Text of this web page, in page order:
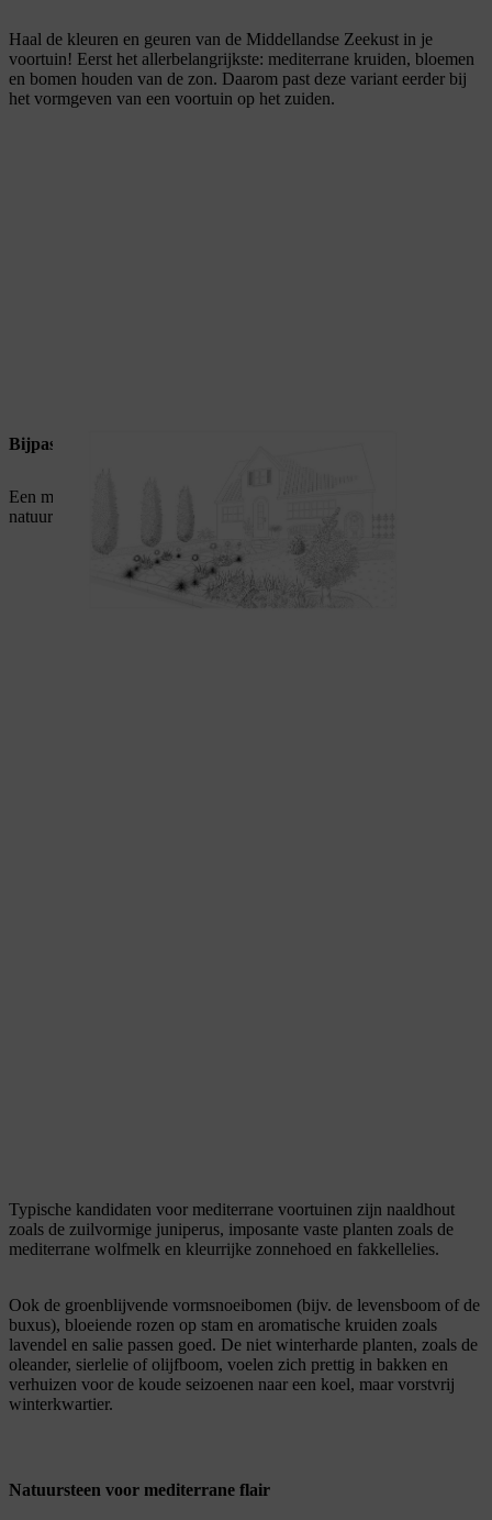
Haal de kleuren en geuren van de Middellandse Zeekust in je
voortuin! Eerst het allerbelangrijkste: mediterrane kruiden, bloemen
en bomen houden van de zon. Daarom past deze variant eerder bij
het vormgeven van een voortuin op het zuiden.
Bijpassende planten voor mediterrane voortuinen
Een mediterrane voortuin combineert warmte, gezelligheid en
natuurlijke elementen.
Typische kandidaten voor mediterrane voortuinen zijn naaldhout
zoals de zuilvormige juniperus, imposante vaste planten zoals de
mediterrane wolfmelk en kleurrijke zonnehoed en fakkellelies.
Ook de groenblijvende vormsnoeibomen (bijv. de levensboom of de
buxus), bloeiende rozen op stam en aromatische kruiden zoals
lavendel en salie passen goed. De niet winterharde planten, zoals de
oleander, sierlelie of olijfboom, voelen zich prettig in bakken en
verhuizen voor de koude seizoenen naar een koel, maar vorstvrij
winterkwartier.
Natuursteen voor mediterrane flair